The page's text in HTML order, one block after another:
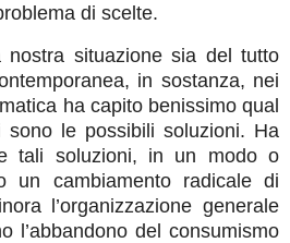
di scelte.
situazione sia del tutto
in sostanza, nei
ha capito benissimo qual
le possibili soluzioni. Ha
tali soluzioni, in un modo o
un cambiamento radicale di
l’organizzazione generale
l’abbandono del consumismo